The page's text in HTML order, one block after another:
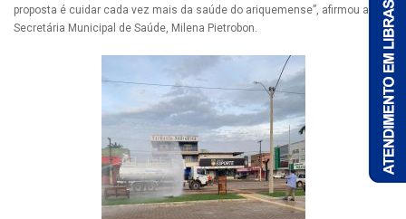
proposta é cuidar cada vez mais da saúde do ariquemense”, afirmou a
Secretária Municipal de Saúde, Milena Pietrobon.